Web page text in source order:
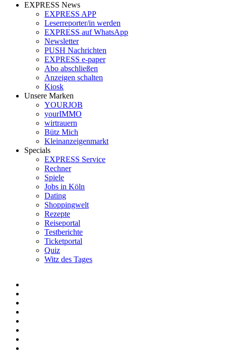
EXPRESS News
EXPRESS APP
Leserreporter/in werden
EXPRESS auf WhatsApp
Newsletter
PUSH Nachrichten
EXPRESS e-paper
Abo abschließen
Anzeigen schalten
Kiosk
Unsere Marken
YOURJOB
yourIMMO
wirtrauern
Bütz Mich
Kleinanzeigenmarkt
Specials
EXPRESS Service
Rechner
Spiele
Jobs in Köln
Dating
Shoppingwelt
Rezepte
Reiseportal
Testberichte
Ticketportal
Quiz
Witz des Tages